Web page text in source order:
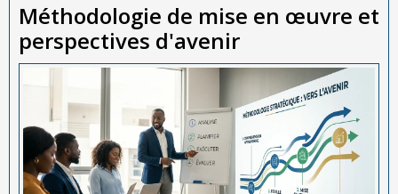
Méthodologie de mise en œuvre et
perspectives d'avenir